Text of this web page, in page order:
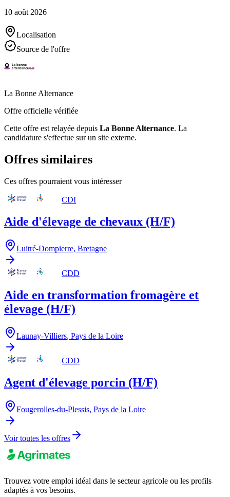
10 août 2026
Localisation
Source de l'offre
La Bonne Alternance
Offre officielle vérifiée
Cette offre est relayée depuis La Bonne Alternance. La
candidature s'effectue sur un site externe.
Offres similaires
Ces offres pourraient vous intéresser
CDI
Aide d'élevage de chevaux (H/F)
Luitré-Dompierre, Bretagne
CDD
Aide en transformation fromagère et
élevage (H/F)
Launay-Villiers, Pays de la Loire
CDD
Agent d'élevage porcin (H/F)
Fougerolles-du-Plessis, Pays de la Loire
Voir toutes les offres
Trouvez votre emploi idéal dans le secteur agricole ou les profils
adaptés à vos besoins.